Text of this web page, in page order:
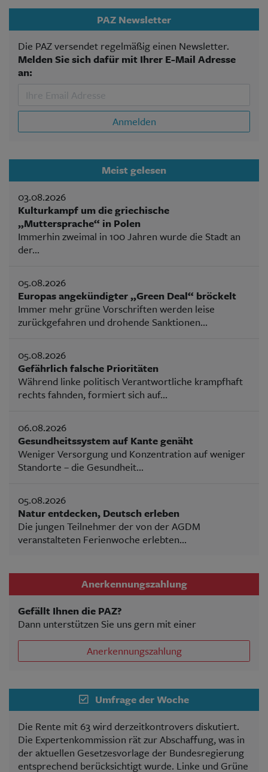
PAZ Newsletter
Die PAZ versendet regelmäßig einen Newsletter.
Melden Sie sich dafür mit Ihrer E-Mail Adresse
an:
Anmelden
Meist gelesen
03.08.2026
Kulturkampf um die griechische
„Muttersprache“ in Polen
Immerhin zweimal in 100 Jahren wurde die Stadt an
der...
05.08.2026
Europas angekündigter „Green Deal“ bröckelt
Immer mehr grüne Vorschriften werden leise
zurückgefahren und drohende Sanktionen...
05.08.2026
Gefährlich falsche Prioritäten
Während linke politisch Verantwortliche krampfhaft
rechts fahnden, formiert sich auf...
06.08.2026
Gesundheitssystem auf Kante genäht
Weniger Versorgung und Konzentration auf weniger
Standorte – die Gesundheit...
05.08.2026
Natur entdecken, Deutsch erleben
Die jungen Teilnehmer der von der AGDM
veranstalteten Ferienwoche erlebten...
Anerkennungszahlung
Gefällt Ihnen die PAZ?
Dann unterstützen Sie uns gern mit einer
Anerkennungszahlung
Umfrage der Woche
Die Rente mit 63 wird derzeitkontrovers diskutiert.
Die Expertenkommission rät zur Abschaffung, was in
der aktuellen Gesetzesvorlage der Bundesregierung
entsprechend berücksichtigt wurde. Linke und Grüne